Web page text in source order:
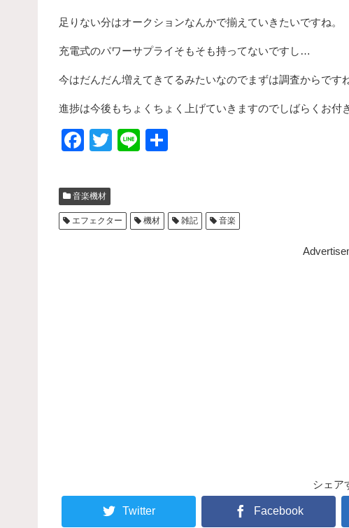
足りない分はオークションなんかで揃えていきたいですね。
充電式のパワーサプライそもそも持ってないですし…
今はだんだん増えてきてるみたいなのでまずは調査からですね
進捗は今後もちょくちょく上げていきますのでしばらくお付
F
c
e
b
T
er
Li
音楽機材
エフェクター 機材 雑記 音楽
シェア
Twitter Facebook